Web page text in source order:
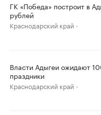
ГК «Победа» построит в
рублей
Краснодарский край
Власти Адыгеи ожидают
праздники
Краснодарский край